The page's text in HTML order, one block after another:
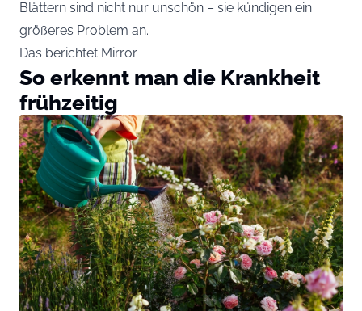
Blättern sind nicht nur unschön – sie kündigen ein
größeres Problem an.
Das berichtet Mirror.
So erkennt man die Krankheit
frühzeitig